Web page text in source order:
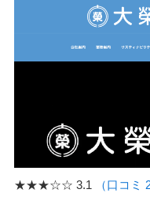
★★★☆☆ 3.1 （口コミ